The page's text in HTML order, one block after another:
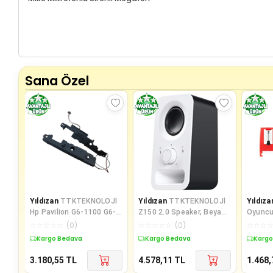
Sana Özel
Yıldızan TTKTEKNOLOJİ
Hp Pavilion G6-1100 G6-
1B00 G6-1D00 Notebook
İle Uyu
(0)
Kargo Bedava
3.180,55 TL
Yıldızan TTKTEKNOLOJİ
Z150 2.0 Speaker, Beyaz
TTKTEKNOLOJİ 395519
(0)
Kargo Bedava
4.578,11 TL
Döner